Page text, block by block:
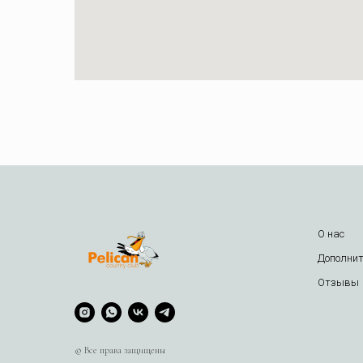
© Все права защищены
О нас
Отзывы